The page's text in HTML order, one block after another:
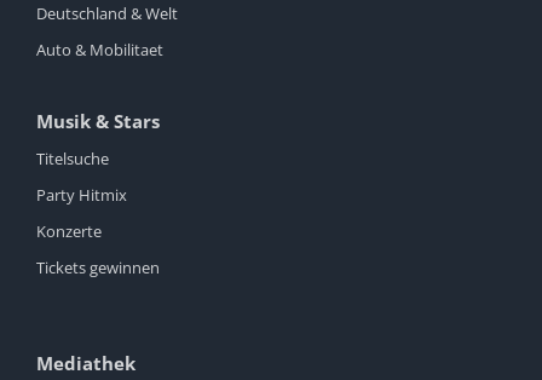
Deutschland & Welt
Auto & Mobilitaet
Musik & Stars
Titelsuche
Party Hitmix
Konzerte
Tickets gewinnen
Mediathek